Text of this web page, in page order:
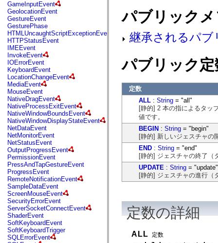
flash.permissions
flash.printing
flash.profiler
flash.sampler
flash.security
flash.sensors
flash.system
flash.text
flash.text.engine
flash.text.ime
flash.ui
flash.utils
flash.xml
flashx.textLayout
flashx.textLayout.compose
flashx.textLayout.container
flashx.textLayout.conversion
flashx.textLayout.edit
flashx.textLayout.elements
flashx.textLayout.events
flashx.textLayout.factory
flashx.textLayout.formats
flashx.textLayout.operations
flashx.textLayout.utils
flashx.undo
mx.accessibility
mx.automation
mx.automation.air
mx.automation.delegates
mx.automation.delegates.advancedDataGrid
mx.automation.delegates.charts
mx.automation.delegates.containers
mx.automation.delegates.controls
GameInputEvent
GeolocationEvent
GestureEvent
GesturePhase
HTMLUncaughtScriptExceptionEvent
HTTPStatusEvent
IMEEvent
InvokeEvent
IOErrorEvent
KeyboardEvent
LocationChangeEvent
MediaEvent
MouseEvent
NativeDragEvent
NativeProcessExitEvent
NativeWindowBoundsEvent
NativeWindowDisplayStateEvent
NetDataEvent
NetMonitorEvent
NetStatusEvent
OutputProgressEvent
PermissionEvent
PressAndTapGestureEvent
ProgressEvent
RemoteNotificationEvent
SampleDataEvent
ScreenMouseEvent
SecurityErrorEvent
ServerSocketConnectEvent
ShaderEvent
SoftKeyboardEvent
SoftKeyboardTrigger
SQLErrorEvent
パブリック
継承されるパ
パブリック定
定数
ALL : String = "all"
[静的] 2 本の指によるタッ
値です。
BEGIN : String = "begin"
[静的] 新しいジェスチャの
END : String = "end"
[静的] ジェスチャの終了（
UPDATE : String = "update"
[静的] ジェスチャの進行（
定数の詳細
ALL 定数